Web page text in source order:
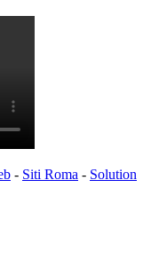
- Siti Roma - Solution